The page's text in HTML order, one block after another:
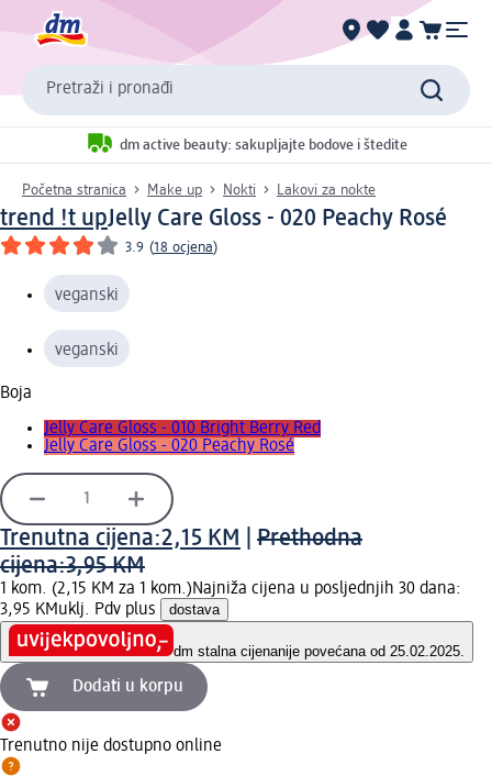
Pretraži i pronađi
dm active beauty: sakupljajte bodove i štedite
Početna stranica Make up Nokti Lakovi za nokte
trend !t upJelly Care Gloss - 020 Peachy Rosé
3.9 (18 ocjena)
veganski
veganski
Boja
Jelly Care Gloss - 010 Bright Berry Red
Jelly Care Gloss - 020 Peachy Rosé
Trenutna cijena:2,15 KM
Prethodna
cijena:3,95 KM
1 kom. (2,15 KM za 1 kom.)Najniža cijena u posljednjih 30 dana:
3,95 KMuklj. Pdv plus dostava
dm stalna cijenanije povećana od 25.02.2025.
Dodati u korpu
Trenutno nije dostupno online